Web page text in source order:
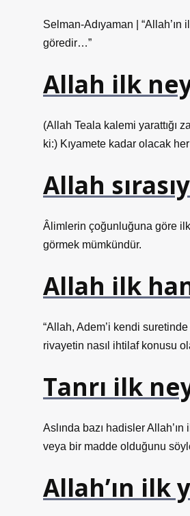
Selman-Adıyaman | “Allah’ın
göredir…”
Allah ilk
(Allah Teala kalemi yarattığı
ki:) Kıyamete kadar olacak
Allah
Âlimlerin çoğunluğuna göre
görmek mümkündür.
Allah ilk
“Allah, Adem’i kendi
rivayetin nasıl ihtilaf konusu
Tanrı ilk
Aslında bazı hadisler
veya bir madde olduğunu
Allah’ın ilk